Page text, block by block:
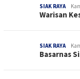
SIAK RAYA
Warisan
SIAK RAYA
Basarnas